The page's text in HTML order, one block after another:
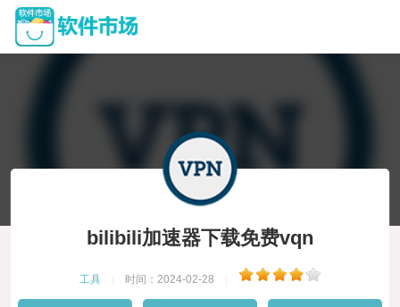
bilibili加速器下载免费vqn
工具 时间：2024-02-28